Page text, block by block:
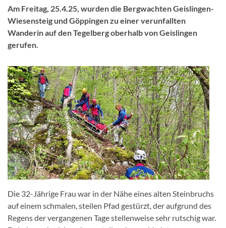
Am Freitag, 25.4.25, wurden die Bergwachten Geislingen-
Wiesensteig und Göppingen zu einer verunfallten
Wanderin auf den Tegelberg oberhalb von Geislingen
gerufen.
Die 32-Jährige Frau war in der Nähe eines alten Steinbruchs
auf einem schmalen, steilen Pfad gestürzt, der aufgrund des
Regens der vergangenen Tage stellenweise sehr rutschig war.